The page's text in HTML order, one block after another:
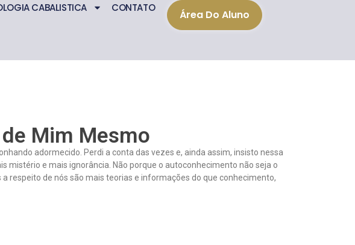
CABALISTICA CONTATO
Área Do Aluno
Mim Mesmo
adormecido. Perdi a conta das vezes e, ainda assim, insisto nessa
mistério e mais ignorância. Não porque o autoconhecimento não seja o
respeito de nós são mais teorias e informações do que conhecimento,